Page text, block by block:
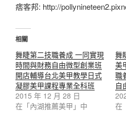
痞客邦: http://
相關
舞睫第二技職養成 一同實現
時間與財務自由微型創業班
開店輔導台北美甲教學日式
凝膠美甲課程專業全科班
2015 年 12 月 28 日
在「內湖推薦美甲」中
舞
美
職
自
在